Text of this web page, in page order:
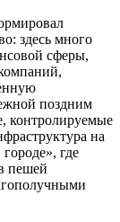
здесь много
сферы,
поздним
контролируемые
на
где
пешей